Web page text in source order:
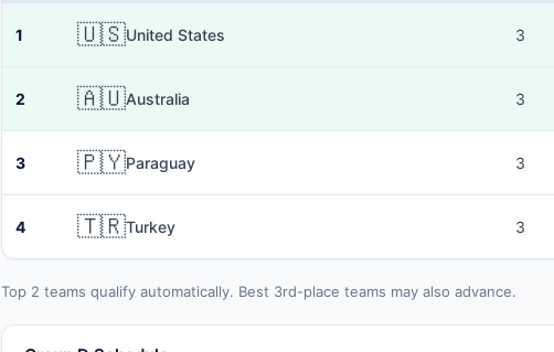
1 🇺🇸United States 3
2 🇦🇺Australia 3
3 🇵🇾Paraguay 3
4 🇹🇷Turkey 3
Top 2 teams qualify automatically. Best 3rd-place teams may also advance.